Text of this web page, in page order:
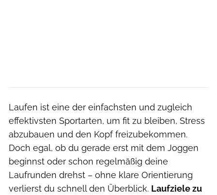
Laufen ist eine der einfachsten und zugleich
effektivsten Sportarten, um fit zu bleiben, Stress
abzubauen und den Kopf freizubekommen.
Doch egal, ob du gerade erst mit dem Joggen
beginnst oder schon regelmäßig deine
Laufrunden drehst – ohne klare Orientierung
verlierst du schnell den Überblick. Laufziele zu